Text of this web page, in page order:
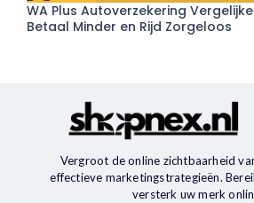
WA Plus Autoverzekering
Betaal Minder en Rijd Zorgeloos
Vergroot de online zichtbaarheid
effectieve marketingstrategieën.
versterk uw merk